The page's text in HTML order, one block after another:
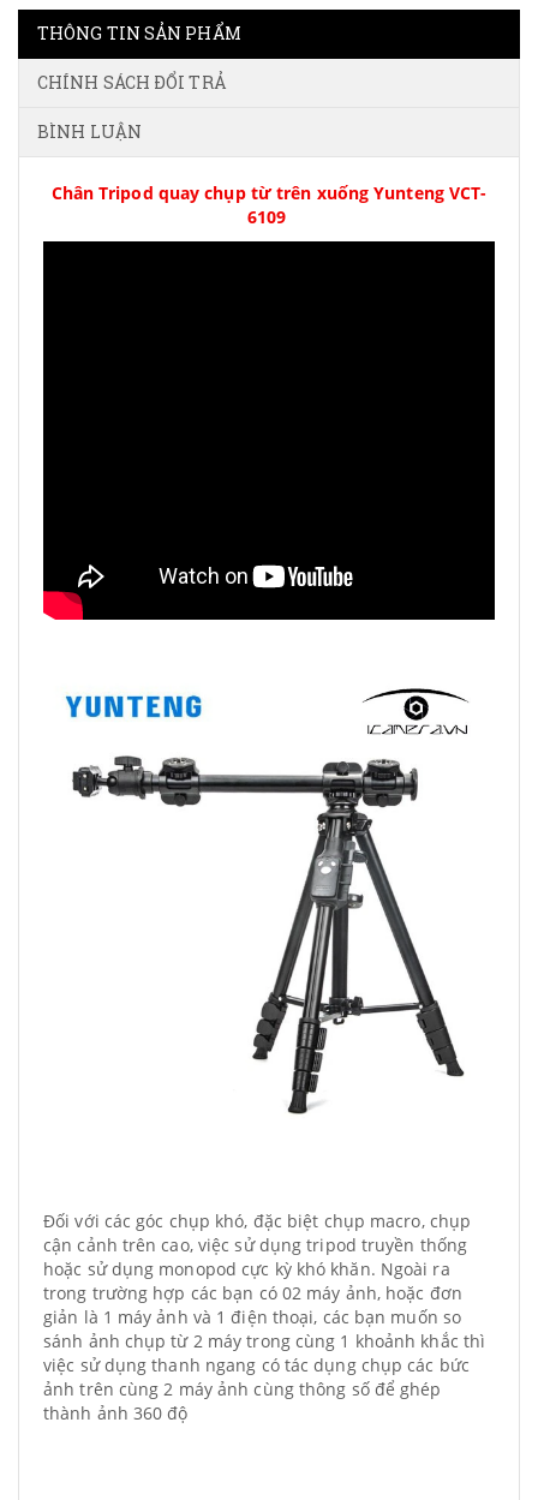
THÔNG TIN SẢN PHẨM
CHÍNH SÁCH ĐỔI TRẢ
BÌNH LUẬN
Chân Tripod quay chụp từ trên xuống Yunteng VCT-
6109
Đối với các góc chụp khó, đặc biệt chụp macro, chụp
cận cảnh trên cao, việc sử dụng tripod truyền thống
hoặc sử dụng monopod cực kỳ khó khăn. Ngoài ra
trong trường hợp các bạn có 02 máy ảnh, hoặc đơn
giản là 1 máy ảnh và 1 điện thoại, các bạn muốn so
sánh ảnh chụp từ 2 máy trong cùng 1 khoảnh khắc thì
việc sử dụng thanh ngang có tác dụng chụp các bức
ảnh trên cùng 2 máy ảnh cùng thông số để ghép
thành ảnh 360 độ